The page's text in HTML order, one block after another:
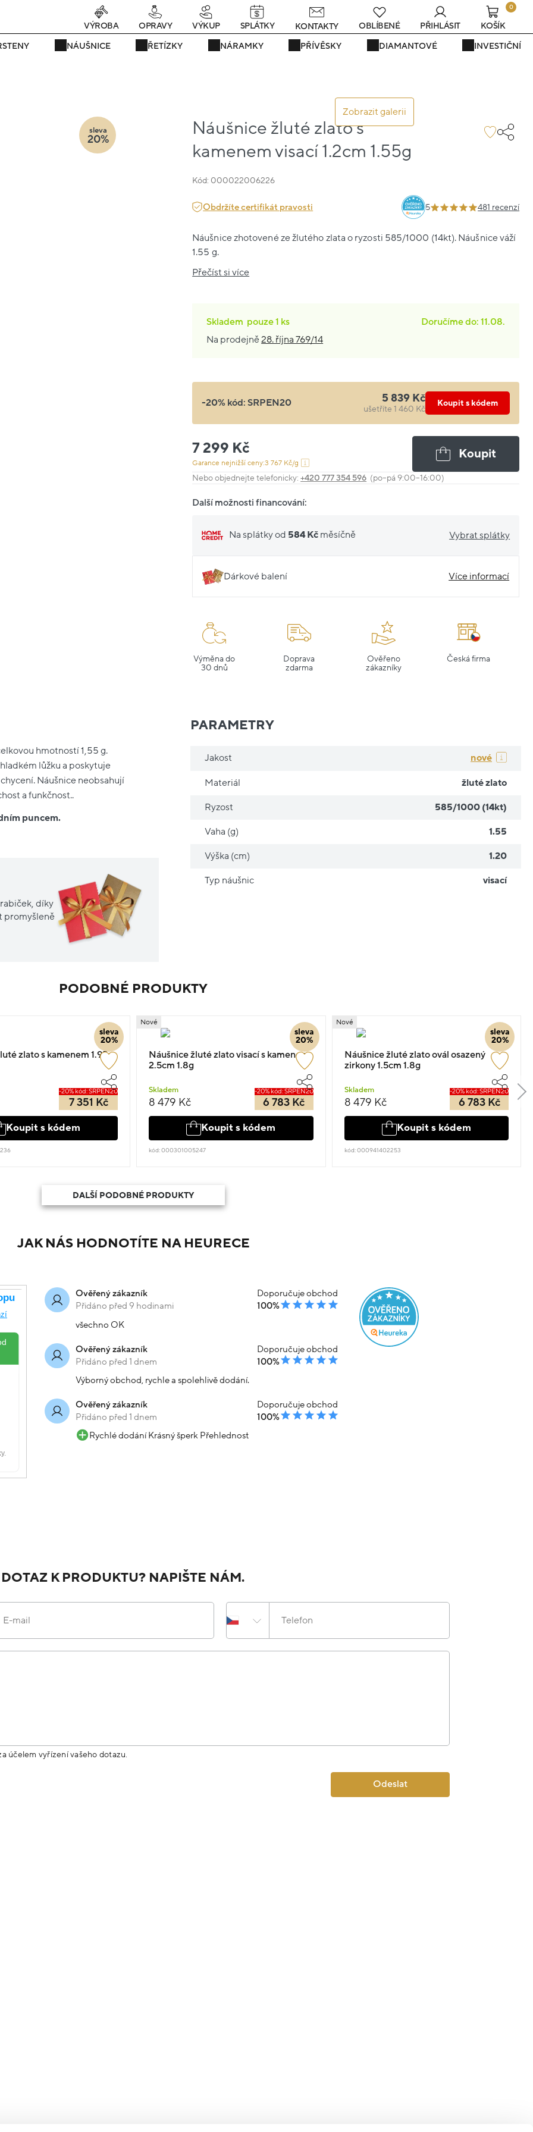
teď! - 20 % na vše! Kód: SRPEN20 24 dní : 19h : 39m : 56s
NÁUŠNICE ŘETÍZKY NÁRAMKY PŘÍVĚSKY DIAMANTOVÉ INVESTIČNÍ
VÝROBA OPRAVY VÝKUP SPLÁTKY KONTAKTY OBLÍBENÉ PŘIHLÁSIT
0
KOŠÍK
Zobrazit galerii
Náušnice žluté zlato s
kamenem visací 1.2cm 1.55g
Kód: 000022006226
sleva
20%
Obdržíte certifikát pravosti 5 481 recenzí
Náušnice zhotovené ze žlutého zlata o ryzosti 585/1000 (14kt). Náušnice váží
1.55 g.
Přečíst si více
Skladem pouze1 ks
Doručíme do: 11.08.
Na prodejně28. října 769/14
-20% kód:SRPEN20 5 839 Kč
ušetříte 1 460 Kč
Koupit s kódem
7 299 Kč
Garance nejnižší ceny:3 767 Kč/g
Koupit
Nebo objednejte telefonicky:+420 777 354 596 (po–pá 9:00–16:00)
Další možnosti financování:
Na splátky od 584 Kč měsíčně Vybrat splátky
Dárkové balení Více informací
Výměna do
30 dnů
Doprava
zdarma
Ověřeno
zákazníky
Česká firma
hmotností 1,55 g.
lůžku a poskytuje
Náušnice neobsahují
a funkčnost..
puncem.
díky
promyšleně
PARAMETRY
Jakost nové
Materiál žluté zlato
Ryzost 585/1000 (14kt)
Vaha (g) 1.55
Výška (cm) 1.20
Typ náušnic visací
PODOBNÉ PRODUKTY
sleva
20%
zlato s kamenem 1.95g
-20% kód: SRPEN20
7 351 Kč
Koupit s kódem
sleva
20%
Nové
Náušnice žluté zlato visací s kamenem
2.5cm 1.8g
Skladem
8 479 Kč
-20% kód: SRPEN20
6 783 Kč
Koupit s kódem
kód: 000301005247
sleva
20%
Nové
Náušnice žluté zlato ovál osazený
zirkony 1.5cm 1.8g
Skladem
8 479 Kč
-20% kód: SRPEN20
6 783 Kč
Koupit s kódem
kód: 000941402253
DALŠÍ PODOBNÉ PRODUKTY
JAK NÁS HODNOTÍTE NA HEURECE
Ověřený zákazník
Přidáno před 9 hodinami
Doporučuje obchod
100%
všechno OK
Ověřený zákazník
Přidáno před 1 dnem
Doporučuje obchod
100%
Výborný obchod, rychle a spolehlivě dodání.
Ověřený zákazník
Přidáno před 1 dnem
Doporučuje obchod
100%
Rychlé dodání Krásný šperk Přehlednost
K PRODUKTU? NAPIŠTE NÁM.
E-mail Telefon
účelem vyřízení vašeho dotazu.
Odeslat